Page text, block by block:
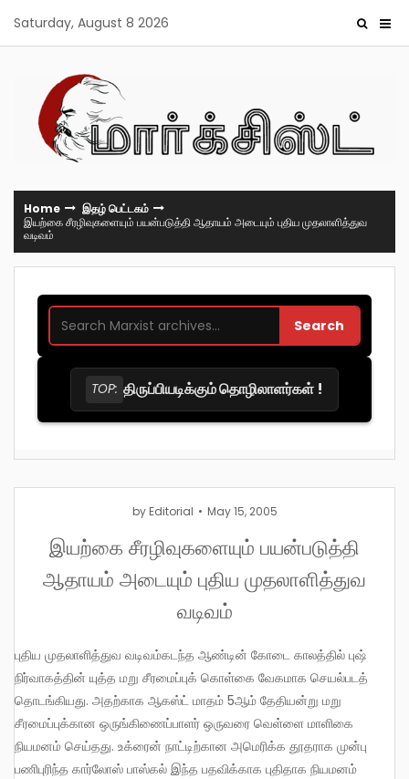
content
Saturday, August 8 2026
Home
இதழ் பெட்டகம்
இயற்கை சீரழிவுகளையும் பயன்படுத்தி ஆதாயம் அடையும் புதிய முதலாளித்துவ
வடிவம்
Search
TOP: திருப்பியடிக்கும் தொழிலாளர்கள் !
by Editorial May 15, 2005
இயற்கை சீரழிவுகளையும் பயன்படுத்தி
ஆதாயம் அடையும் புதிய முதலாளித்துவ
வடிவம்
புதிய முதலாளித்துவ வடிவம்கடந்த ஆண்டின் கோடை காலத்தில் புஷ்
நிர்வாகத்தின் யுத்த மறு சீரமைப்புக் கொள்கை வேகமாக செயல்படத்
தொடங்கியது. அதற்காக ஆகஸ்ட் மாதம் 5ஆம் தேதியன்று மறு
சீரமைப்புக்கான ஒருங்கிணைப்பாளர் ஒருவரை வெள்ளை மாளிகை
நியமனம் செய்தது. உக்ரைன் நாட்டிற்கான அமெரிக்க தூதராக முன்பு
பணிபுரிந்த கார்லோஸ் பாஸ்கல் இந்த பதவிக்காக புதிதாக நியமனம்